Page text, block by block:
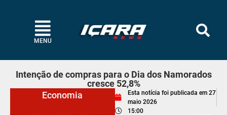
MENU
Intenção de compras para o Dia dos Namorados
cresce 52,8%
Economia
Esta notícia foi publicada em 27
maio 2026
15:00